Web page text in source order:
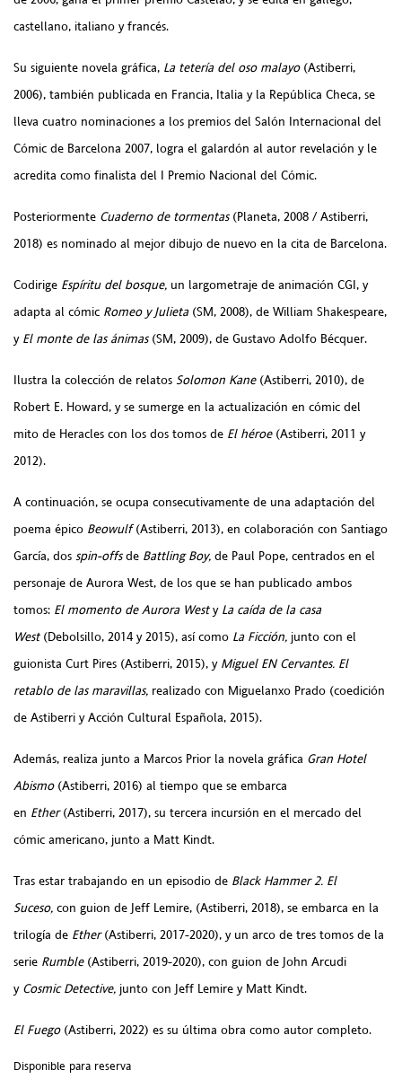
castellano, italiano y francés.
Su siguiente novela gráfica, La tetería del oso malayo(Astiberri,
2006), también publicada en Francia, Italia y la República Checa, se
lleva cuatro nominaciones a los premios del Salón Internacional del
Cómic de Barcelona 2007, logra el galardón al autor revelación y le
acredita como finalista del I Premio Nacional del Cómic.
Posteriormente Cuaderno de tormentas(Planeta, 2008 / Astiberri,
2018) es nominado al mejor dibujo de nuevo en la cita de Barcelona.
Codirige Espíritu del bosque, un largometraje de animación CGI, y
adapta al cómic Romeo y Julieta(SM, 2008), de William Shakespeare,
y El monte de las ánimas(SM, 2009), de Gustavo Adolfo Bécquer.
Ilustra la colección de relatos Solomon Kane(Astiberri, 2010), de
Robert E. Howard, y se sumerge en la actualización en cómic del
mito de Heracles con los dos tomos de El héroe(Astiberri, 2011 y
2012).
A continuación, se ocupa consecutivamente de una adaptación del
poema épico Beowulf(Astiberri, 2013), en colaboración con Santiago
García, dos spin-offsde Battling Boy, de Paul Pope, centrados en el
personaje de Aurora West, de los que se han publicado ambos
tomos: El momento de Aurora Westy La caída de la casa
West(Debolsillo, 2014 y 2015), así como La Ficción, junto con el
guionista Curt Pires (Astiberri, 2015), y Miguel EN Cervantes. El
retablo de las maravillas, realizado con Miguelanxo Prado (coedición
de Astiberri y Acción Cultural Española, 2015).
Además, realiza junto a Marcos Prior la novela gráfica Gran Hotel
Abismo(Astiberri, 2016) al tiempo que se embarca
en Ether(Astiberri, 2017), su tercera incursión en el mercado del
cómic americano, junto a Matt Kindt.
Tras estar trabajando en un episodio de Black Hammer 2. El
Suceso, con guion de Jeff Lemire, (Astiberri, 2018), se embarca en la
trilogía de Ether(Astiberri, 2017-2020), y un arco de tres tomos de la
serie Rumble(Astiberri, 2019-2020), con guion de John Arcudi
y Cosmic Detective, junto con Jeff Lemire y Matt Kindt.
El Fuego (Astiberri, 2022) es su última obra como autor completo.
Disponible para reserva